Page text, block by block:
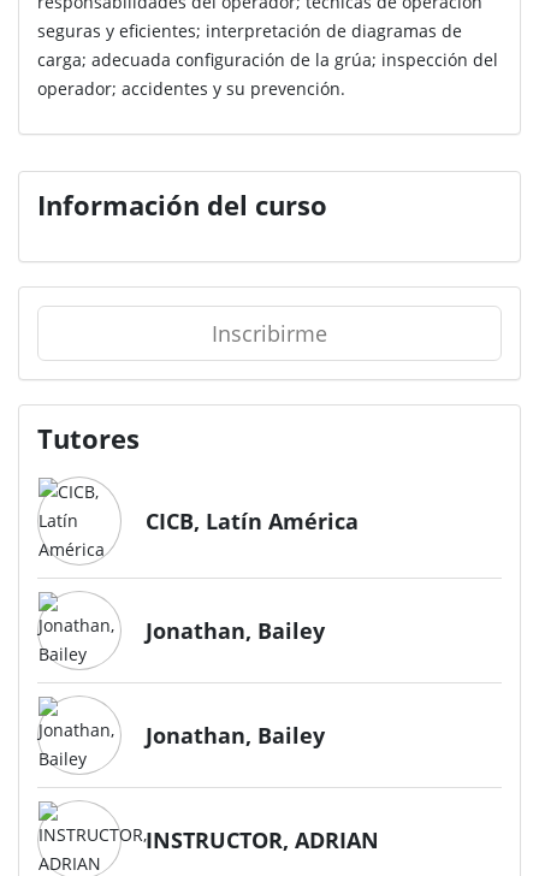
seguras y eficientes; interpretación de diagramas de
carga; adecuada configuración de la grúa; inspección del
operador; accidentes y su prevención.
Información del curso
Inscribirme
Tutores
CICB, Latín América
Jonathan, Bailey
Jonathan, Bailey
INSTRUCTOR, ADRIAN